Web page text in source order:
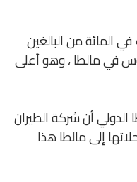
في الوقت الحاضر ، تلقى حوالي 42 في المائة من البالغين
في مالطا ، وهو أعلى
الدولي أن شركة الطيران
رحلاتها إلى مالطا هذا